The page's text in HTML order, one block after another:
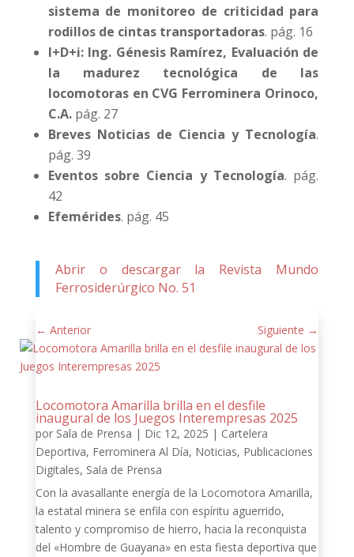
sistema de monitoreo de criticidad para
rodillos de cintas transportadoras. pág. 16
I+D+i: Ing. Génesis Ramírez, Evaluación de
la madurez tecnológica de las
locomotoras en CVG Ferrominera Orinoco,
C.A.pág. 27
Breves Noticias de Ciencia y Tecnología.
pág. 39
Eventos sobre Ciencia y Tecnología. pág.
42
Efemérides. pág. 45
Abrir o descargar la Revista Mundo
Ferrosiderúrgico No. 51
← Anterior Siguiente →
Locomotora Amarilla brilla en el desfile
inaugural de los Juegos Interempresas 2025
por Sala de Prensa | Dic 12, 2025 | Cartelera
Deportiva, Ferrominera Al Día, Noticias, Publicaciones
Digitales, Sala de Prensa
Con la avasallante energía de la Locomotora Amarilla,
la estatal minera se enfila con espíritu aguerrido,
talento y compromiso de hierro, hacia la reconquista
del «Hombre de Guayana» en esta fiesta deportiva que